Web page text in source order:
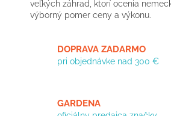
k
y
p
i
veľkých záhrad, ktorí ocenia
výborný pomer ceny a výkonu.
DOPRAVA ZADARMO
pri objednávke nad 300 €
GARDENA